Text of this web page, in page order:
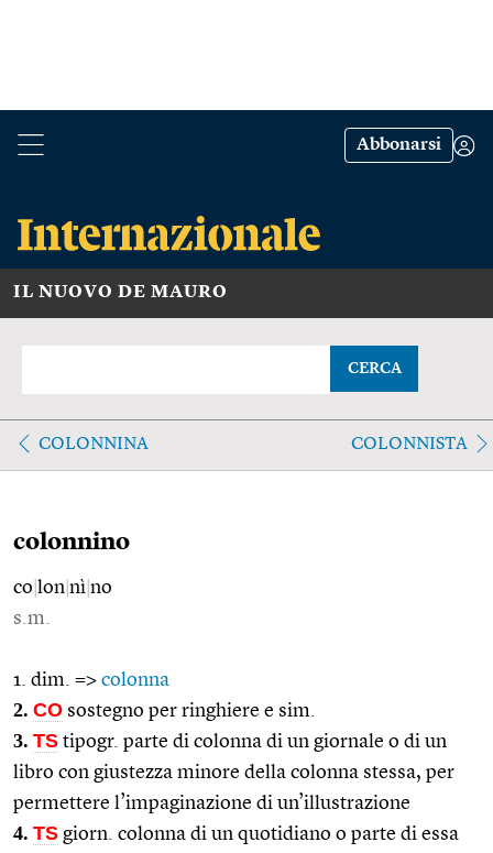
Abbonarsi
IL NUOVO DE MAURO
CERCA
COLONNINA COLONNISTA
colonnino
co lon nì no
s.m.
1. dim. => colonna
2. CO sostegno per ringhiere e sim.
3. TS tipogr. parte di colonna di un giornale o di un
libro con giustezza minore della colonna stessa, per
permettere l’impaginazione di un’illustrazione
4. TS giorn. colonna di un quotidiano o parte di essa